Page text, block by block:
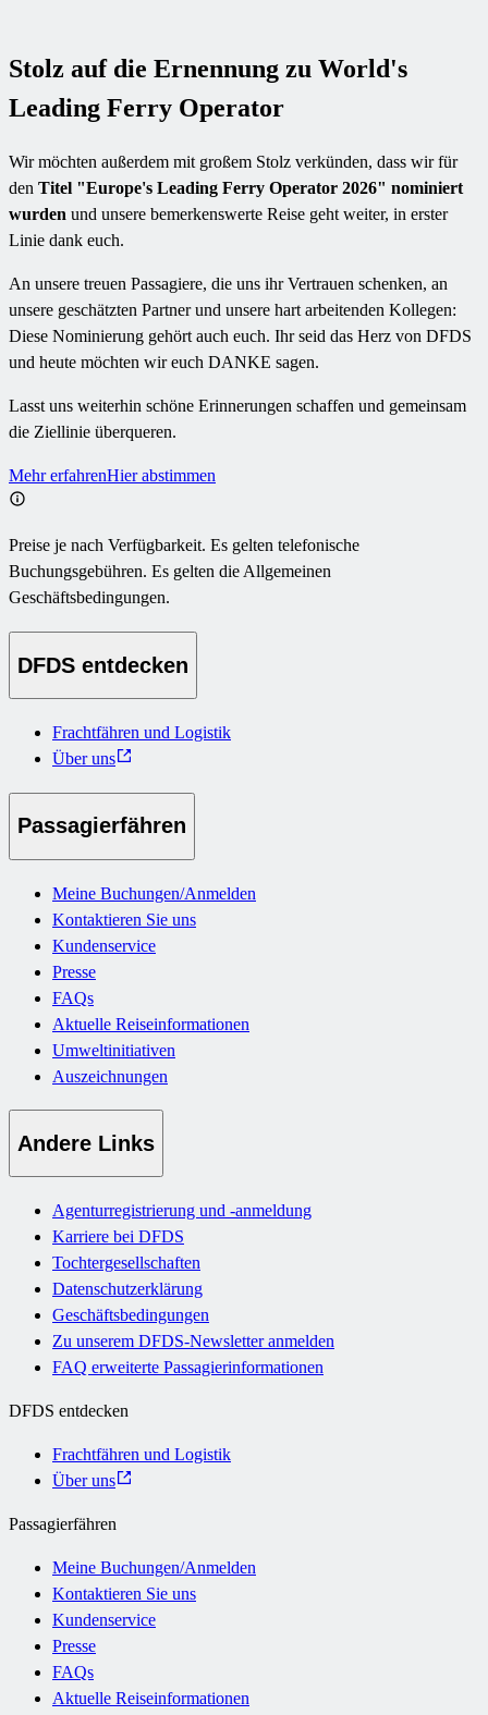
Stolz auf die Ernennung zu World's
Leading Ferry Operator
Wir möchten außerdem mit großem Stolz verkünden, dass wir für
den Titel "Europe's Leading Ferry Operator 2026" nominiert
wurden und unsere bemerkenswerte Reise geht weiter, in erster
Linie dank euch.
An unsere treuen Passagiere, die uns ihr Vertrauen schenken, an
unsere geschätzten Partner und unsere hart arbeitenden Kollegen:
Diese Nominierung gehört auch euch. Ihr seid das Herz von DFDS
und heute möchten wir euch DANKE sagen.
Lasst uns weiterhin schöne Erinnerungen schaffen und gemeinsam
die Ziellinie überqueren.
Mehr erfahrenHier abstimmen
Preise je nach Verfügbarkeit. Es gelten telefonische
Buchungsgebühren. Es gelten die Allgemeinen
Geschäftsbedingungen.
DFDS entdecken
Frachtfähren und Logistik
Über uns
Passagierfähren
Meine Buchungen/Anmelden
Kontaktieren Sie uns
Kundenservice
Presse
FAQs
Aktuelle Reiseinformationen
Umweltinitiativen
Auszeichnungen
Andere Links
Agenturregistrierung und -anmeldung
Karriere bei DFDS
Tochtergesellschaften
Datenschutzerklärung
Geschäftsbedingungen
Zu unserem DFDS-Newsletter anmelden
FAQ erweiterte Passagierinformationen
DFDS entdecken
Frachtfähren und Logistik
Über uns
Passagierfähren
Meine Buchungen/Anmelden
Kontaktieren Sie uns
Kundenservice
Presse
FAQs
Aktuelle Reiseinformationen